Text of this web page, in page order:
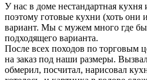
У нас в доме нестандартная кухня
поэтому готовые кухни (хоть
вариант. Мы с мужем много где
подходящего варианта.
После всех походов по торговым
на заказ под наши размеры.
обмерил, посчитал, нарисовал